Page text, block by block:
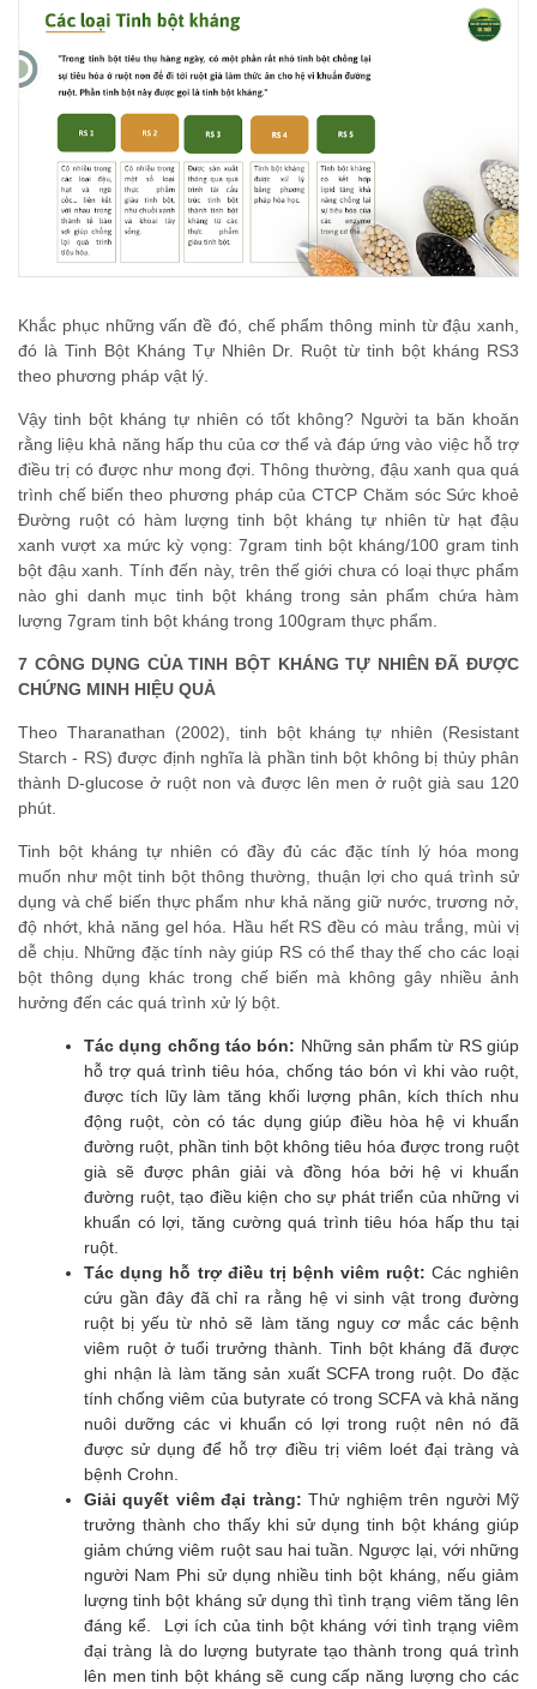
Khắc phục những vấn đề đó, chế phẩm thông minh từ đậu xanh,
đó là Tinh Bột Kháng Tự Nhiên Dr. Ruột từ tinh bột kháng RS3
theo phương pháp vật lý.
Vậy tinh bột kháng tự nhiên có tốt không? Người ta băn khoăn
rằng liệu khả năng hấp thu của cơ thể và đáp ứng vào việc hỗ trợ
điều trị có được như mong đợi. Thông thường, đậu xanh qua quá
trình chế biến theo phương pháp của CTCP Chăm sóc Sức khoẻ
Đường ruột có hàm lượng tinh bột kháng tự nhiên từ hạt đậu
xanh vượt xa mức kỳ vọng: 7gram tinh bột kháng/100 gram tinh
bột đậu xanh. Tính đến này, trên thế giới chưa có loại thực phẩm
nào ghi danh mục tinh bột kháng trong sản phẩm chứa hàm
lượng 7gram tinh bột kháng trong 100gram thực phẩm.
7 CÔNG DỤNG CỦA TINH BỘT KHÁNG TỰ NHIÊN ĐÃ ĐƯỢC
CHỨNG MINH HIỆU QUẢ
Theo Tharanathan (2002), tinh bột kháng tự nhiên (Resistant
Starch - RS) được định nghĩa là phần tinh bột không bị thủy phân
thành D-glucose ở ruột non và được lên men ở ruột già sau 120
phút.
Tinh bột kháng tự nhiên có đầy đủ các đặc tính lý hóa mong
muốn như một tinh bột thông thường, thuận lợi cho quá trình sử
dụng và chế biến thực phẩm như khả năng giữ nước, trương nở,
độ nhớt, khả năng gel hóa. Hầu hết RS đều có màu trắng, mùi vị
dễ chịu. Những đặc tính này giúp RS có thể thay thế cho các loại
bột thông dụng khác trong chế biến mà không gây nhiều ảnh
hưởng đến các quá trình xử lý bột.
Tác dụng chống táo bón: Những sản phẩm từ RS giúp
hỗ trợ quá trình tiêu hóa, chống táo bón vì khi vào ruột,
được tích lũy làm tăng khối lượng phân, kích thích nhu
động ruột, còn có tác dụng giúp điều hòa hệ vi khuẩn
đường ruột, phần tinh bột không tiêu hóa được trong ruột
già sẽ được phân giải và đồng hóa bởi hệ vi khuẩn
đường ruột, tạo điều kiện cho sự phát triển của những vi
khuẩn có lợi, tăng cường quá trình tiêu hóa hấp thu tại
ruột.
Tác dụng hỗ trợ điều trị bệnh viêm ruột: Các nghiên
cứu gần đây đã chỉ ra rằng hệ vi sinh vật trong đường
ruột bị yếu từ nhỏ sẽ làm tăng nguy cơ mắc các bệnh
viêm ruột ở tuổi trưởng thành. Tinh bột kháng đã được
ghi nhận là làm tăng sản xuất SCFA trong ruột. Do đặc
tính chống viêm của butyrate có trong SCFA và khả năng
nuôi dưỡng các vi khuẩn có lợi trong ruột nên nó đã
được sử dụng để hỗ trợ điều trị viêm loét đại tràng và
bệnh Crohn.
Giải quyết viêm đại tràng: Thử nghiệm trên người Mỹ
trưởng thành cho thấy khi sử dụng tinh bột kháng giúp
giảm chứng viêm ruột sau hai tuần. Ngược lại, với những
người Nam Phi sử dụng nhiều tinh bột kháng, nếu giảm
lượng tinh bột kháng sử dụng thì tình trạng viêm tăng lên
đáng kể. Lợi ích của tinh bột kháng với tình trạng viêm
đại tràng là do lượng butyrate tạo thành trong quá trình
lên men tinh bột kháng sẽ cung cấp năng lượng cho các